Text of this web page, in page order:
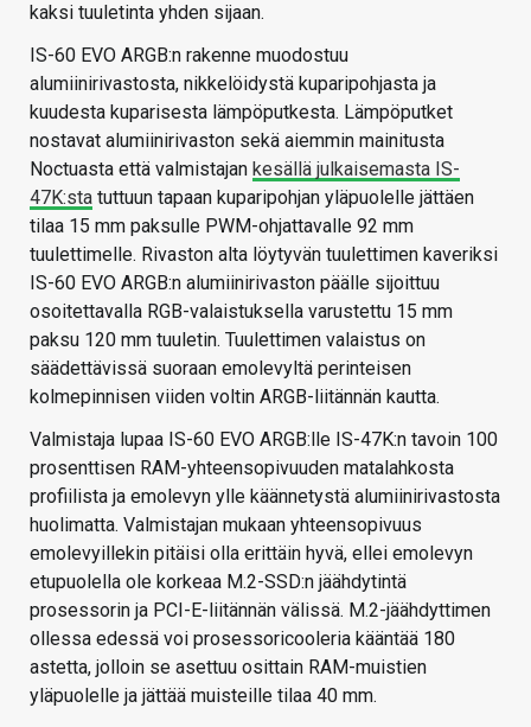
kaksi tuuletinta yhden sijaan.
IS-60 EVO ARGB:n rakenne muodostuu
alumiinirivastosta, nikkelöidystä kuparipohjasta ja
kuudesta kuparisesta lämpöputkesta. Lämpöputket
nostavat alumiinirivaston sekä aiemmin mainitusta
Noctuasta että valmistajan kesällä julkaisemasta IS-
47K:sta tuttuun tapaan kuparipohjan yläpuolelle jättäen
tilaa 15 mm paksulle PWM-ohjattavalle 92 mm
tuulettimelle. Rivaston alta löytyvän tuulettimen kaveriksi
IS-60 EVO ARGB:n alumiinirivaston päälle sijoittuu
osoitettavalla RGB-valaistuksella varustettu 15 mm
paksu 120 mm tuuletin. Tuulettimen valaistus on
säädettävissä suoraan emolevyltä perinteisen
kolmepinnisen viiden voltin ARGB-liitännän kautta.
Valmistaja lupaa IS-60 EVO ARGB:lle IS-47K:n tavoin 100
prosenttisen RAM-yhteensopivuuden matalahkosta
profiilista ja emolevyn ylle käännetystä alumiinirivastosta
huolimatta. Valmistajan mukaan yhteensopivuus
emolevyillekin pitäisi olla erittäin hyvä, ellei emolevyn
etupuolella ole korkeaa M.2-SSD:n jäähdytintä
prosessorin ja PCI-E-liitännän välissä. M.2-jäähdyttimen
ollessa edessä voi prosessoricooleria kääntää 180
astetta, jolloin se asettuu osittain RAM-muistien
yläpuolelle ja jättää muisteille tilaa 40 mm.